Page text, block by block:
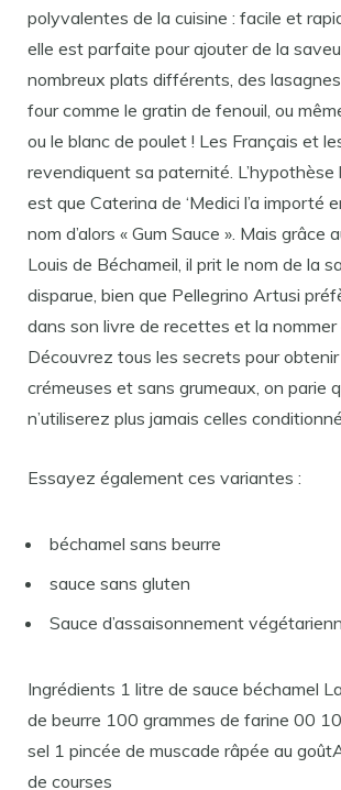
polyvalentes de la cuisine : facile et
elle est parfaite pour ajouter de la
nombreux plats différents, des
four comme le gratin de fenouil, ou
ou le blanc de poulet ! Les Français et
revendiquent sa paternité. L’hypothèse
est que Caterina de ‘Medici l’a importé
nom d’alors « Gum Sauce ». Mais grâce
Louis de Béchameil, il prit le nom de la
disparue, bien que Pellegrino Artusi
dans son livre de recettes et la nommer
Découvrez tous les secrets pour
crémeuses et sans grumeaux, on parie
n’utiliserez plus jamais celles
Essayez également ces variantes :
béchamel sans beurre
sauce sans gluten
Sauce d’assaisonnement
Ingrédients 1 litre de sauce béchamel
de beurre 100 grammes de farine 00
sel 1 pincée de muscade râpée au
de courses